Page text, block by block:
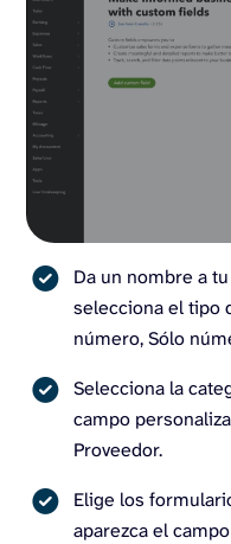
Da un nombre a
selecciona el tipo
número, Sólo
Selecciona la
campo
Proveedor.
Elige los
aparezca el